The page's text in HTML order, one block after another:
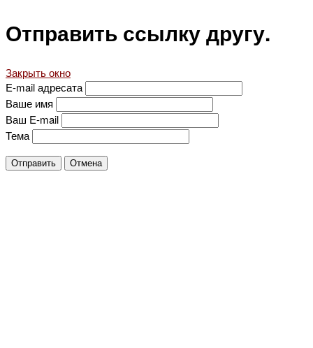
Отправить ссылку другу.
Закрыть окно
E-mail адресата
Ваше имя
Ваш E-mail
Тема
Отправить Отмена